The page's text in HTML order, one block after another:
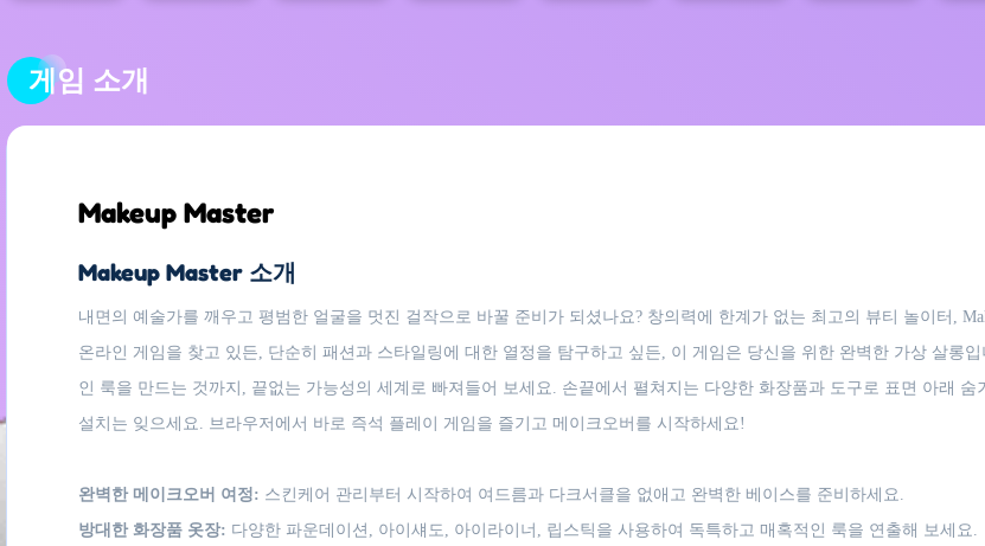
게임 소개
Makeup Master
Makeup Master 소개
내면의 예술가를 깨우고 평범한 얼굴을 멋진 걸작으로 바꿀 준비가 되셨나요? 창의력에 한계가 없는 최고의 뷰티 놀이터,
온라인 게임을 찾고 있든, 단순히 패션과 스타일링에 대한 열정을 탐구하고 싶든, 이 게임은 당신을 위한 완벽한 가상 살롱
인 룩을 만드는 것까지, 끝없는 가능성의 세계로 빠져들어 보세요. 손끝에서 펼쳐지는 다양한 화장품과 도구로 표면 아래
설치는 잊으세요. 브라우저에서 바로 즉석 플레이 게임을 즐기고 메이크오버를 시작하세요!
완벽한 메이크오버 여정: 스킨케어 관리부터 시작하여 여드름과 다크서클을 없애고 완벽한 베이스를 준비하세요.
방대한 화장품 옷장: 다양한 파운데이션, 아이섀도, 아이라이너, 립스틱을 사용하여 독특하고 매혹적인 룩을 연출해 보세요.